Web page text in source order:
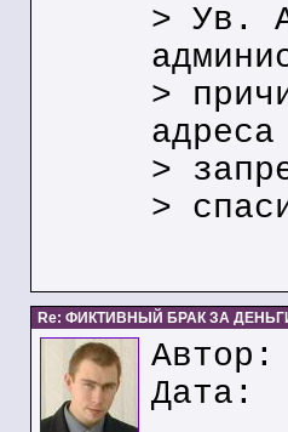
> Ув.
>
>
>
Re: ФИКТИВНЫЙ БРАК ЗА
Автор:
Дата: